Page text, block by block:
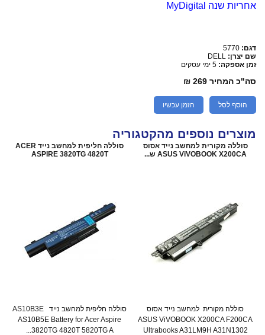
אחריות שנה MyDigital
דגם: 5770
שם יצרן: DELL
זמן אספקה: 5 ימי עסקים
סה"כ המחיר 269 ₪
הוסף לסל הזמן עכשיו
מוצרים נוספים מהקטגוריה
סוללה מקורית למחשב נייד אסוס
ASUS ViVOBOOK X200CA ש...
סוללה מקורית למחשב נייד אסוס
ASUS ViVOBOOK X200CA F200CA
Ultrabooks A31LM9H A31N1302
סוללה חליפית למחשב נייד ACER
ASPIRE 3820TG 4820T
סוללה חליפית למחשב נייד AS10B3E
AS10B5E Battery for Acer Aspire
3820TG 4820T 5820TG A...